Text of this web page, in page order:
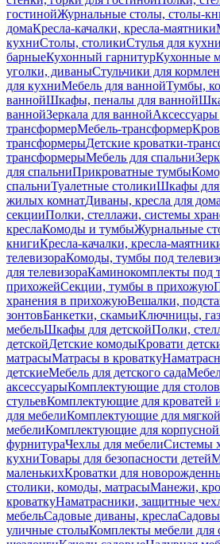
гостинойЖурнальные столы, столы-
домаКресла-качалки, кресла-маятники
кухниСтолы, столикиСтулья для кухни
барныеКухонный гарнитурКухонные
уголки, диваныСтульчики для
для кухниМебель для ваннойТумбы,
ваннойШкафы, пеналы для ванной
ваннойЗеркала для ванной
трансформерМебель-трансформер
трансформерыДетские кроватки-
трансформерыМебель для спальни
для спальниПрикроватные тумбы
спальниТуалетные столикиШкафы для
жилых комнатДиваны, кресла для дома
секцииПолки, стеллажи, системы
креслаКомоды и тумбыЖурнальные
книгиКресла-качалки, кресла-
телевизораКомоды, тумбы под
для телевизораКаминокомплекты под
прихожейСекции, тумбы в прихожую
хранения в прихожуюВешалки,
зонтовБанкетки, скамьиКлючницы,
мебельШкафы для детскойПолки,
детскойДетские комодыКровати
матрасыМатрасы в кроватку
детскиеМебель для детского сада
аксессуарыКомплектующие для столов
стульевКомплектующие для кроватей
для мебелиКомплектующие для мягкой
мебелиКомплектующие для
фурнитураЧехлы для мебелиСистемы
кухниТовары для безопасности детей
маленькихКроватки для
столики, комоды, матрасыМанежи,
кроваткуНаматрасники, защитные
мебельСадовые диваны, кресла
уличные столыКомплекты мебели для